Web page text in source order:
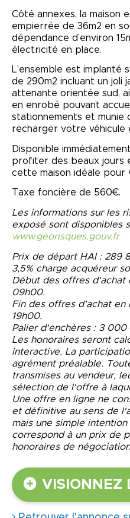
Côté annexes, la maison
empierrée de 36m2 en
dépendance d’environ
électricité en place.
L’ensemble est implanté
de 290m2 incluant un joli
attenante orientée sud,
en enrobé pouvant
stationnements et munie
recharger votre véhicule
Disponible
profiter des beaux jours
cette maison idéale pour
Taxe foncière de 560€.
Les informations sur les
exposé sont disponibles
www.georisques.gouv.fr
Prix de départ HAI : 289
3,5% charge acquéreur
Début des offres d'achat
09h00.
Fin des offres d'achat
19h00.
Palier d'enchères : 3 000
Les honoraires seront
interactive. La
agrément préalable.
transmises au vendeur,
sélection de l'offre à
Une offre en ligne ne
et définitive au sens de
mais une simple
correspond à un prix de
honoraires de
VISIONNEZ